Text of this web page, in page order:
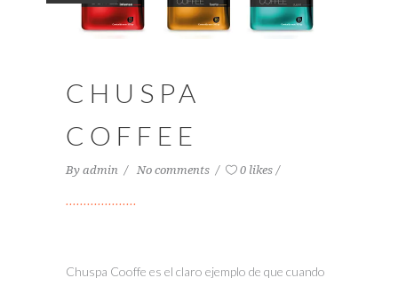
CHUSPA
COFFEE
By admin No comments 0 likes
Chuspa Cooffe es el claro ejemplo de que cuando